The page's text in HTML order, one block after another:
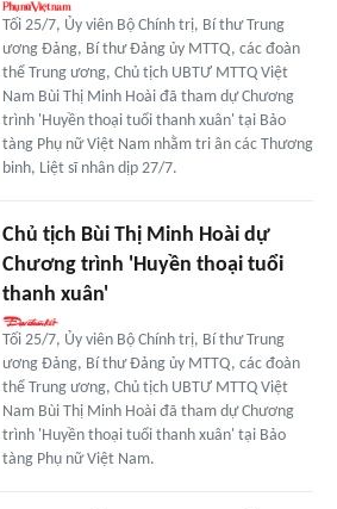
Tối 25/7, Ủy viên Bộ Chính trị, Bí thư Trung
ương Đảng, Bí thư Đảng ủy MTTQ, các đoàn
thể Trung ương, Chủ tịch UBTƯ MTTQ Việt
Nam Bùi Thị Minh Hoài đã tham dự Chương
trình 'Huyền thoại tuổi thanh xuân' tại Bảo
tàng Phụ nữ Việt Nam nhằm tri ân các Thương
binh, Liệt sĩ nhân dịp 27/7.
Chủ tịch Bùi Thị Minh Hoài dự
Chương trình 'Huyền thoại tuổi
thanh xuân'
Tối 25/7, Ủy viên Bộ Chính trị, Bí thư Trung
ương Đảng, Bí thư Đảng ủy MTTQ, các đoàn
thể Trung ương, Chủ tịch UBTƯ MTTQ Việt
Nam Bùi Thị Minh Hoài đã tham dự Chương
trình 'Huyền thoại tuổi thanh xuân' tại Bảo
tàng Phụ nữ Việt Nam.